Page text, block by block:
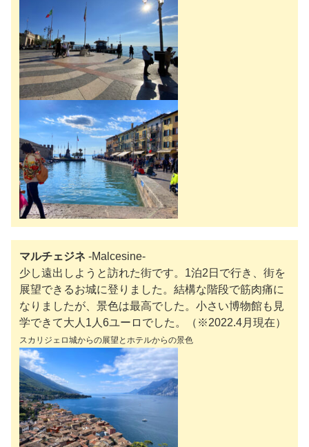
マルチェジネ -Malcesine-
少し遠出しようと訪れた街です。1泊2日で行き、街を
展望できるお城に登りました。結構な階段で筋肉痛に
なりましたが、景色は最高でした。小さい博物館も見
学できて大人1人6ユーロでした。（※2022.4月現在）
スカリジェロ城からの展望とホテルからの景色